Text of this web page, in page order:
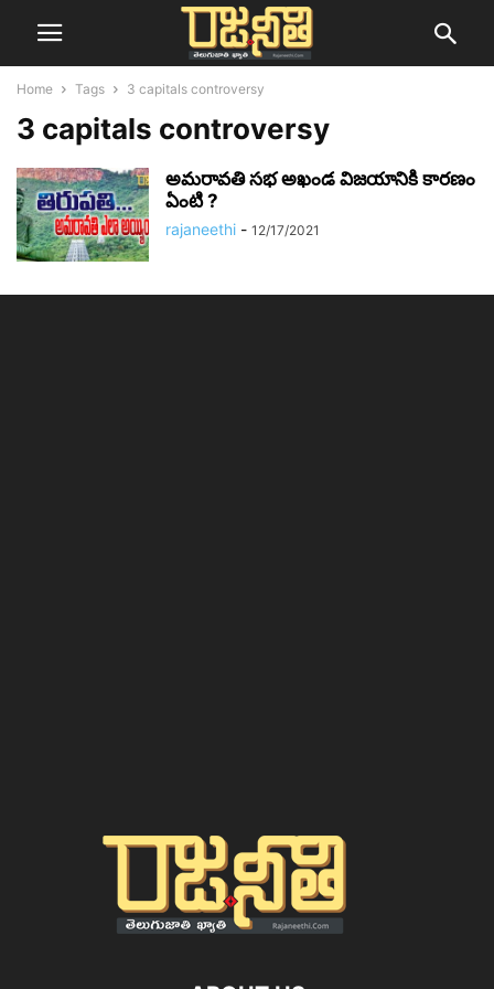
Home Tags 3 capitals controversy
3 capitals controversy
అమరావతి సభ అఖండ విజయానికి కారణం
ఏంటి ?
rajaneethi - 12/17/2021